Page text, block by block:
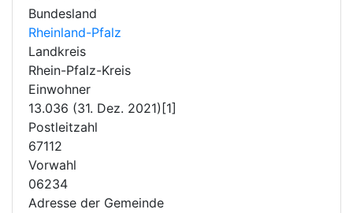
Bundesland
Rheinland-Pfalz
Landkreis
Rhein-Pfalz-Kreis
Einwohner
13.036 (31. Dez. 2021)[1]
Postleitzahl
67112
Vorwahl
06234
Adresse der Gemeinde